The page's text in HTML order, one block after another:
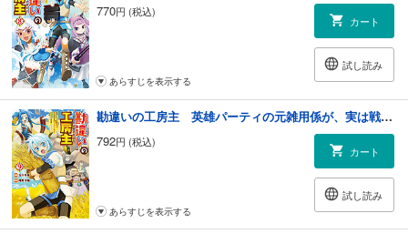
770円 (税込)
カート
試し読み
あらすじを表示する
勘違いの工房主 英雄パーティの元雑用係が、実は戦闘以外がSSSランクだったというよくある話９
792円 (税込)
カート
試し読み
あらすじを表示する